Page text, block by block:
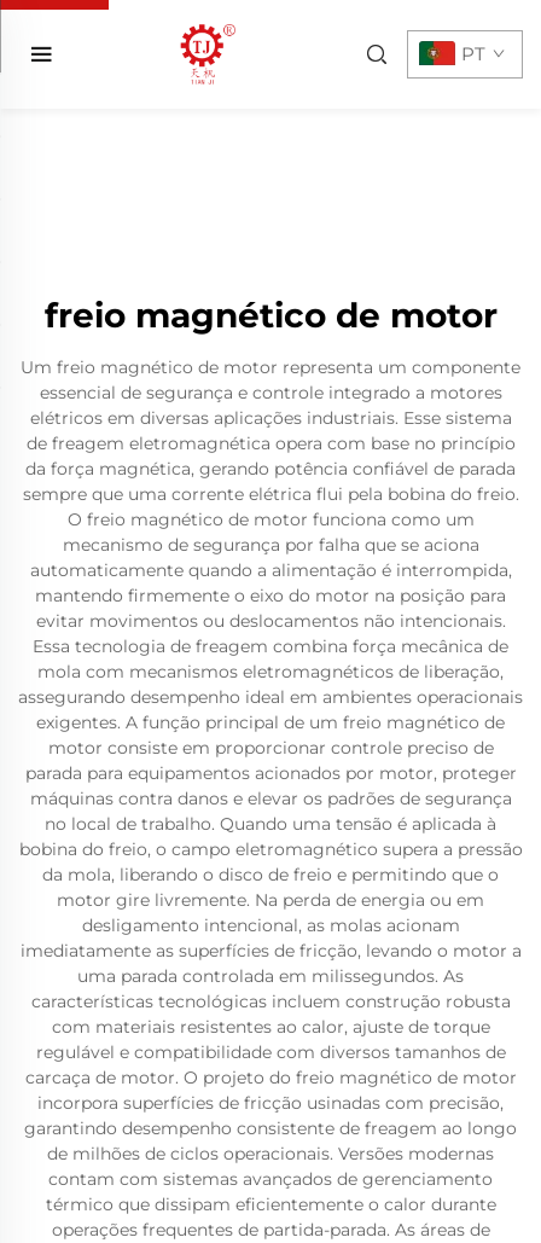
PT
freio magnético de motor
Um freio magnético de motor representa um componente
essencial de segurança e controle integrado a motores
elétricos em diversas aplicações industriais. Esse sistema
de freagem eletromagnética opera com base no princípio
da força magnética, gerando potência confiável de parada
sempre que uma corrente elétrica flui pela bobina do freio.
O freio magnético de motor funciona como um
mecanismo de segurança por falha que se aciona
automaticamente quando a alimentação é interrompida,
mantendo firmemente o eixo do motor na posição para
evitar movimentos ou deslocamentos não intencionais.
Essa tecnologia de freagem combina força mecânica de
mola com mecanismos eletromagnéticos de liberação,
assegurando desempenho ideal em ambientes operacionais
exigentes. A função principal de um freio magnético de
motor consiste em proporcionar controle preciso de
parada para equipamentos acionados por motor, proteger
máquinas contra danos e elevar os padrões de segurança
no local de trabalho. Quando uma tensão é aplicada à
bobina do freio, o campo eletromagnético supera a pressão
da mola, liberando o disco de freio e permitindo que o
motor gire livremente. Na perda de energia ou em
desligamento intencional, as molas acionam
imediatamente as superfícies de fricção, levando o motor a
uma parada controlada em milissegundos. As
características tecnológicas incluem construção robusta
com materiais resistentes ao calor, ajuste de torque
regulável e compatibilidade com diversos tamanhos de
carcaça de motor. O projeto do freio magnético de motor
incorpora superfícies de fricção usinadas com precisão,
garantindo desempenho consistente de freagem ao longo
de milhões de ciclos operacionais. Versões modernas
contam com sistemas avançados de gerenciamento
térmico que dissipam eficientemente o calor durante
operações frequentes de partida-parada. As áreas de